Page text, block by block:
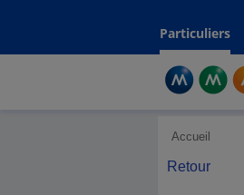
Particuliers
Accueil
Retour